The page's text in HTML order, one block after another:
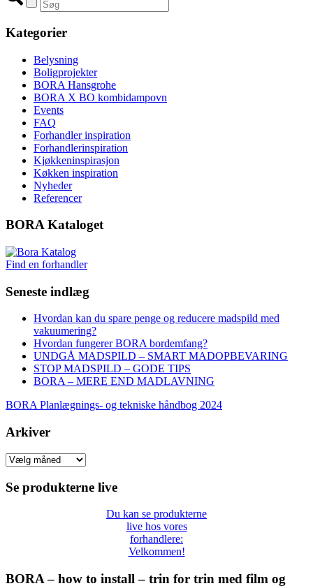
Kategorier
Belysning
Boligprojekter
BORA Hansgrohe
BORA X BO kombidampovn
Events
FAQ
Forhandler inspiration
Forhandlerinspiration
Kjøkkeninspirasjon
Køkken inspiration
Nyheder
Referencer
BORA Kataloget
Find en forhandler
Seneste indlæg
Hvordan kan du spare penge og reducere madspild med
vakuumering?
Hvordan fungerer BORA bordemfang?
UNDGÅ MADSPILD – SMART MADOPBEVARING
STOP MADSPILD – GODE TIPS
BORA – MERE END MADLAVNING
BORA Planlægnings- og tekniske håndbog 2024
Arkiver
Arkiver
Se produkterne live
Du kan se produkterne
live hos vores
forhandlere:
Velkommen!
BORA – how to install – trin for trin med film og